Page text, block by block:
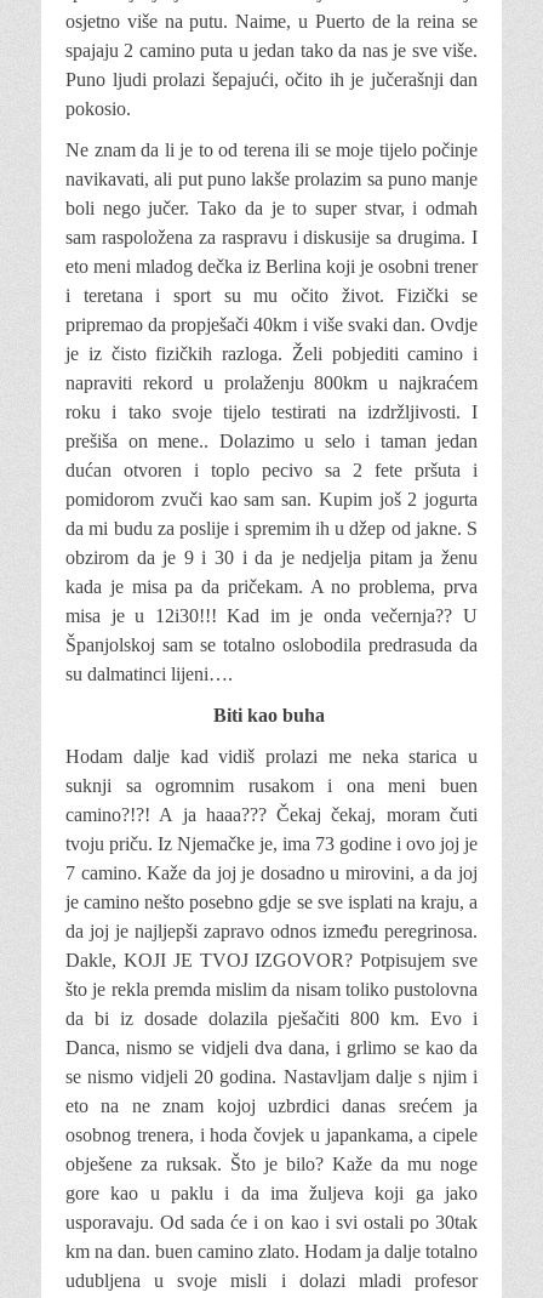
osjetno više na putu. Naime, u Puerto de la reina se
spajaju 2 camino puta u jedan tako da nas je sve više.
Puno ljudi prolazi šepajući, očito ih je jučerašnji dan
pokosio.
Ne znam da li je to od terena ili se moje tijelo počinje
navikavati, ali put puno lakše prolazim sa puno manje
boli nego jučer. Tako da je to super stvar, i odmah
sam raspoložena za raspravu i diskusije sa drugima. I
eto meni mladog dečka iz Berlina koji je osobni trener
i teretana i sport su mu očito život. Fizički se
pripremao da propješači 40km i više svaki dan. Ovdje
je iz čisto fizičkih razloga. Želi pobjediti camino i
napraviti rekord u prolaženju 800km u najkraćem
roku i tako svoje tijelo testirati na izdržljivosti. I
prešiša on mene.. Dolazimo u selo i taman jedan
dućan otvoren i toplo pecivo sa 2 fete pršuta i
pomidorom zvuči kao sam san. Kupim još 2 jogurta
da mi budu za poslije i spremim ih u džep od jakne. S
obzirom da je 9 i 30 i da je nedjelja pitam ja ženu
kada je misa pa da pričekam. A no problema, prva
misa je u 12i30!!! Kad im je onda večernja?? U
Španjolskoj sam se totalno oslobodila predrasuda da
su dalmatinci lijeni….
Biti kao buha
Hodam dalje kad vidiš prolazi me neka starica u
suknji sa ogromnim rusakom i ona meni buen
camino?!?! A ja haaa??? Čekaj čekaj, moram čuti
tvoju priču. Iz Njemačke je, ima 73 godine i ovo joj je
7 camino. Kaže da joj je dosadno u mirovini, a da joj
je camino nešto posebno gdje se sve isplati na kraju, a
da joj je najljepši zapravo odnos između peregrinosa.
Dakle, KOJI JE TVOJ IZGOVOR? Potpisujem sve
što je rekla premda mislim da nisam toliko pustolovna
da bi iz dosade dolazila pješačiti 800 km. Evo i
Danca, nismo se vidjeli dva dana, i grlimo se kao da
se nismo vidjeli 20 godina. Nastavljam dalje s njim i
eto na ne znam kojoj uzbrdici danas srećem ja
osobnog trenera, i hoda čovjek u japankama, a cipele
obješene za ruksak. Što je bilo? Kaže da mu noge
gore kao u paklu i da ima žuljeva koji ga jako
usporavaju. Od sada će i on kao i svi ostali po 30tak
km na dan. buen camino zlato. Hodam ja dalje totalno
udubljena u svoje misli i dolazi mladi profesor